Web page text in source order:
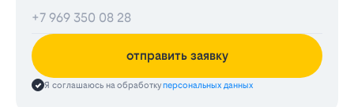
отправить заявку
Я соглашаюсь на обработкуперсональных данных